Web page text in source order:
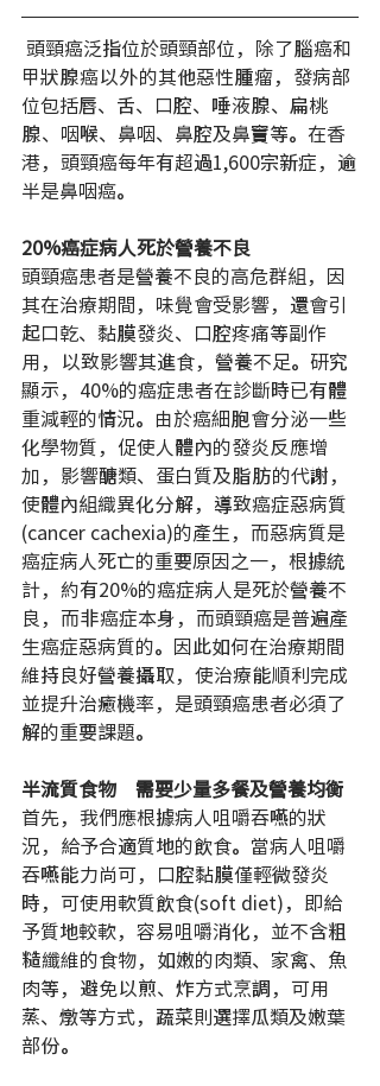
甲狀腺癌以外的其他惡性腫瘤，發病部
位包括唇、舌、口腔、唾液腺、扁桃
腺、咽喉、鼻咽、鼻腔及鼻竇等。在香
港，頭頸癌每年有超過1,600宗新症，逾
半是鼻咽癌。
20%癌症病人死於營養不良
頭頸癌患者是營養不良的高危群組，因
其在治療期間，味覺會受影響，還會引
起口乾、黏膜發炎、口腔疼痛等副作
用，以致影響其進食，營養不足。研究
顯示，40%的癌症患者在診斷時已有體
重減輕的情況。由於癌細胞會分泌一些
化學物質，促使人體內的發炎反應增
加，影響醣類、蛋白質及脂肪的代謝，
使體內組織異化分解，導致癌症惡病質
(cancer cachexia)的產生，而惡病質是
癌症病人死亡的重要原因之一，根據統
計，約有20%的癌症病人是死於營養不
良，而非癌症本身，而頭頸癌是普遍產
生癌症惡病質的。因此如何在治療期間
維持良好營養攝取，使治療能順利完成
並提升治癒機率，是頭頸癌患者必須了
解的重要課題。
半流質食物　需要少量多餐及營養均衡
首先，我們應根據病人咀嚼吞嚥的狀
況，給予合適質地的飲食。當病人咀嚼
吞嚥能力尚可，口腔黏膜僅輕微發炎
時，可使用軟質飲食(soft diet)，即給
予質地較軟，容易咀嚼消化，並不含粗
糙纖維的食物，如嫩的肉類、家禽、魚
肉等，避免以煎、炸方式烹調，可用
蒸、燉等方式，蔬菜則選擇瓜類及嫩葉
部份。